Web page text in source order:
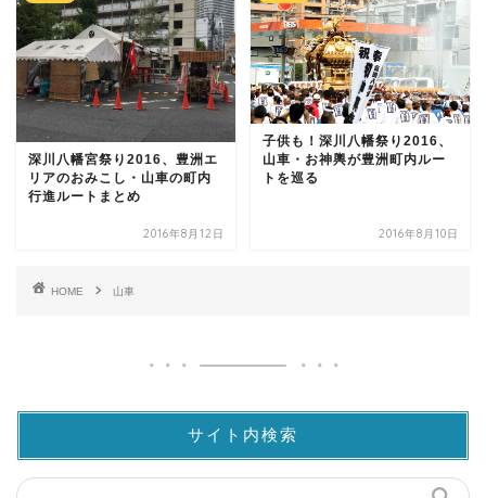
深川八幡宮祭り2016、豊洲エ
リアのおみこし・山車の町内
行進ルートまとめ
2016年8月12日
子供も！深川八幡祭り2016、
山車・お神輿が豊洲町内ルー
トを巡る
2016年8月10日
HOME 山車
サイト内検索